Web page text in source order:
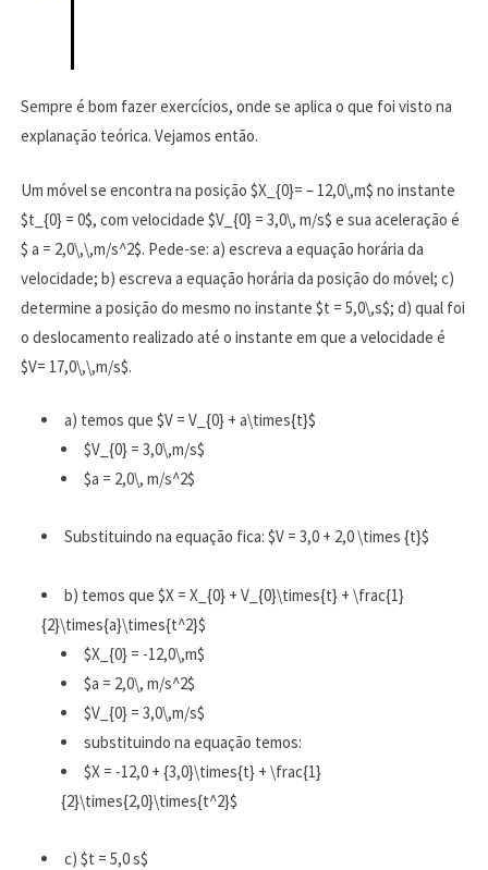
Sempre é bom fazer exercícios, onde se aplica o que foi visto na
explanação teórica. Vejamos então.
Um móvel se encontra na posição $X_{0}= – 12,0\,m$ no instante
$t_{0} = 0$, com velocidade $V_{0} = 3,0\, m/s$ e sua aceleração é
$ a = 2,0\,\,m/s^2$. Pede-se: a) escreva a equação horária da
velocidade; b) escreva a equação horária da posição do móvel; c)
determine a posição do mesmo no instante $t = 5,0\,s$; d) qual foi
o deslocamento realizado até o instante em que a velocidade é
$V= 17,0\,\,m/s$.
a) temos que $V = V_{0} + a\times{t}$
$V_{0} = 3,0\,m/s$
$a = 2,0\, m/s^2$
Substituindo na equação fica: $V = 3,0 + 2,0 \times {t}$
b) temos que $X = X_{0} + V_{0}\times{t} + \frac{1}
{2}\times{a}\times{t^2}$
$X_{0} = -12,0\,m$
$a = 2,0\, m/s^2$
$V_{0} = 3,0\,m/s$
substituindo na equação temos:
$X = -12,0 + {3,0}\times{t} + \frac{1}
{2}\times{2,0}\times{t^2}$
c) $t = 5,0 s$